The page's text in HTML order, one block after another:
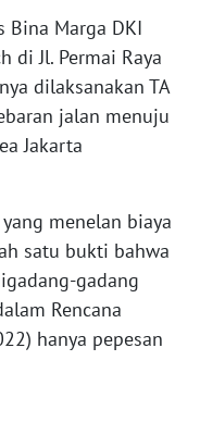
Bina Marga DKI
di Jl. Permai Raya
dilaksanakan TA
jalan menuju
Jakarta
yang menelan biaya
satu bukti bahwa
gadang
Rencana
hanya pepesan